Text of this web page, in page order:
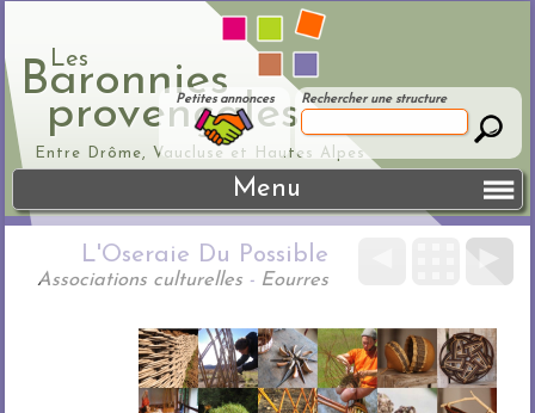
Les
Baronnies
provençales
Entre Drôme, Vaucluse et Hautes Alpes
Rechercher une structure
Petites annonces
Menu
L'Oseraie Du Possible
Associations culturelles- Eourres
►